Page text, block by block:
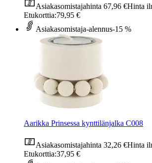
Asiakasomistajahinta 67,96 €Hinta
Etukorttia:79,95 €
Asiakasomistaja-alennus-15 %
Aarikka Prinsessa kynttilänjalka C008
Asiakasomistajahinta 32,26 €Hinta
Etukorttia:37,95 €